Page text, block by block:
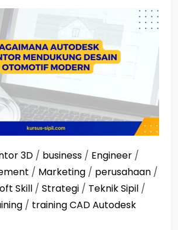
3D / business / Engineer /
/ Marketing / perusahaan /
Skill / Strategi / Teknik Sipil /
/ training CAD Autodesk